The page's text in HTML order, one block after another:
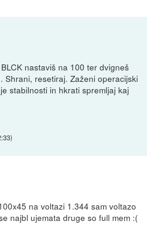
nastaviš na 100 ter dvigneš
Shrani, resetiraj. Zaženi operacijski
stabilnosti in hkrati spremljaj kaj
)
na voltazi 1.344 sam voltazo
najbl ujemata druge so full mem :(